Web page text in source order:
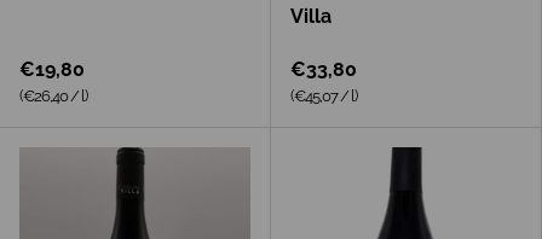
€19,80
Grundpreis
(€26,40/l)
Villa
€33,80
Grundpreis
(€45,07/l)